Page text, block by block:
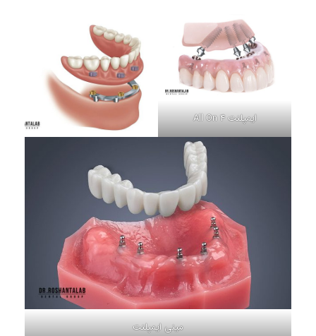
ایمپلنت All On 4
مینی ایمپلنت